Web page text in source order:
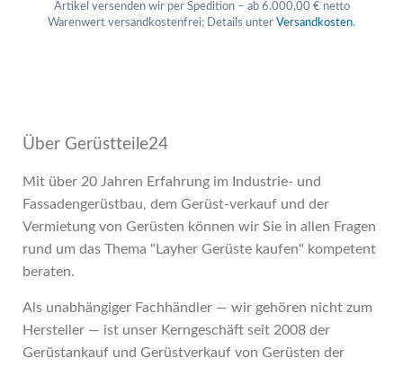
Artikel versenden wir per Spedition – ab 6.000,00 € netto
Warenwert versandkostenfrei; Details unter Versandkosten.
Über Gerüstteile24
Mit über 20 Jahren Erfahrung im Industrie- und
Fassadengerüstbau, dem Gerüst-verkauf und der
Vermietung von Gerüsten können wir Sie in allen Fragen
rund um das Thema "Layher Gerüste kaufen" kompetent
beraten.
Als unabhängiger Fachhändler — wir gehören nicht zum
Hersteller — ist unser Kerngeschäft seit 2008 der
Gerüstankauf und Gerüstverkauf von Gerüsten der